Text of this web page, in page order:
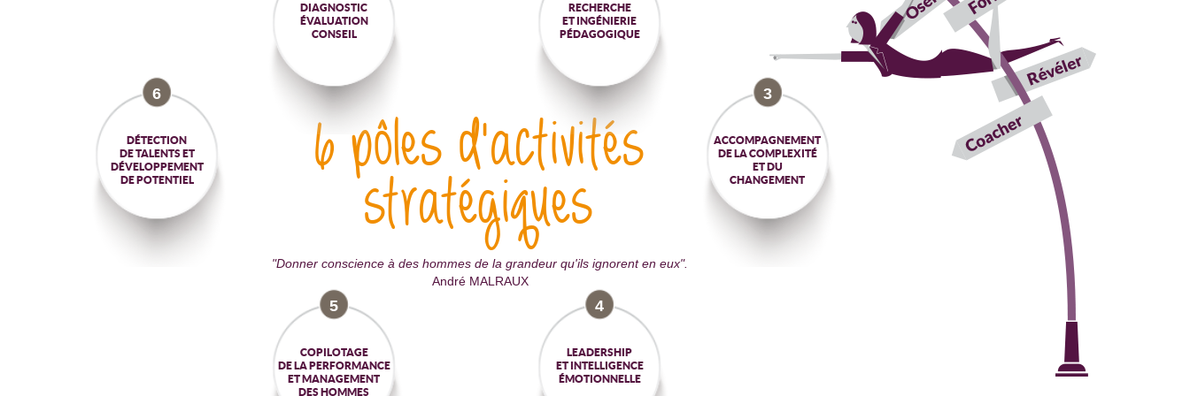
6 pôles d'activités
stratégiques
"Donner conscience à des hommes de la grandeur qu'ils ignorent en eux".
André MALRAUX
DIAGNOSTIC
ÉVALUATION
CONSEIL
RECHERCHE
ET INGÉNIERIE
PÉDAGOGIQUE
3
ACCOMPAGNEMENT
DE LA COMPLEXITÉ
ET DU
CHANGEMENT
4
LEADERSHIP
ET INTELLIGENCE
ÉMOTIONNELLE
5
COPILOTAGE
DE LA PERFORMANCE
ET MANAGEMENT
DES HOMMES
6
DÉTECTION
DE TALENTS ET
DÉVELOPPEMENT
DE POTENTIEL